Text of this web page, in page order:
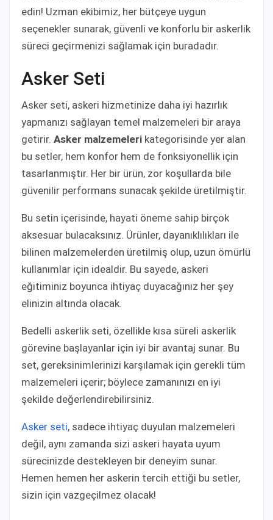
edin! Uzman ekibimiz, her bütçeye uygun
seçenekler sunarak, güvenli ve konforlu bir askerlik
süreci geçirmenizi sağlamak için buradadır.
Asker Seti
Asker seti, askeri hizmetinize daha iyi hazırlık
yapmanızı sağlayan temel malzemeleri bir araya
getirir. Asker malzemeleri kategorisinde yer alan
bu setler, hem konfor hem de fonksiyonellik için
tasarlanmıştır. Her bir ürün, zor koşullarda bile
güvenilir performans sunacak şekilde üretilmiştir.
Bu setin içerisinde, hayati öneme sahip birçok
aksesuar bulacaksınız. Ürünler, dayanıklılıkları ile
bilinen malzemelerden üretilmiş olup, uzun ömürlü
kullanımlar için idealdir. Bu sayede, askeri
eğitiminiz boyunca ihtiyaç duyacağınız her şey
elinizin altında olacak.
Bedelli askerlik seti, özellikle kısa süreli askerlik
görevine başlayanlar için iyi bir avantaj sunar. Bu
set, gereksinimlerinizi karşılamak için gerekli tüm
malzemeleri içerir; böylece zamanınızı en iyi
şekilde değerlendirebilirsiniz.
Asker seti, sadece ihtiyaç duyulan malzemeleri
değil, aynı zamanda sizi askeri hayata uyum
sürecinizde destekleyen bir deneyim sunar.
Hemen hemen her askerin tercih ettiği bu setler,
sizin için vazgeçilmez olacak!